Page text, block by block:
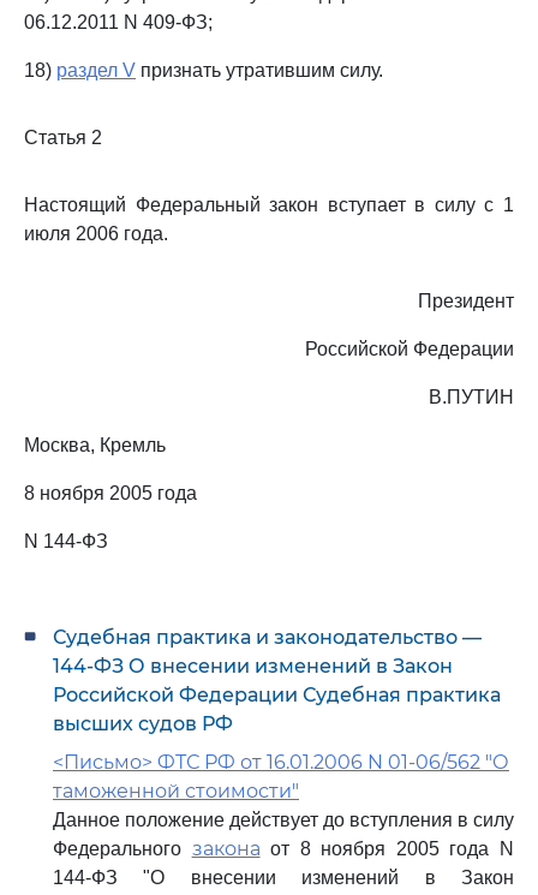
06.12.2011 N 409-ФЗ;
18) раздел V признать утратившим силу.
Статья 2
Настоящий Федеральный закон вступает в силу с 1
июля 2006 года.
Президент
Российской Федерации
В.ПУТИН
Москва, Кремль
8 ноября 2005 года
N 144-ФЗ
Судебная практика и законодательство —
144-ФЗ О внесении изменений в Закон
Российской Федерации Судебная практика
высших судов РФ
<Письмо> ФТС РФ от 16.01.2006 N 01-06/562 "О
таможенной стоимости"
Данное положение действует до вступления в силу
Федерального закона от 8 ноября 2005 года N
144-ФЗ "О внесении изменений в Закон